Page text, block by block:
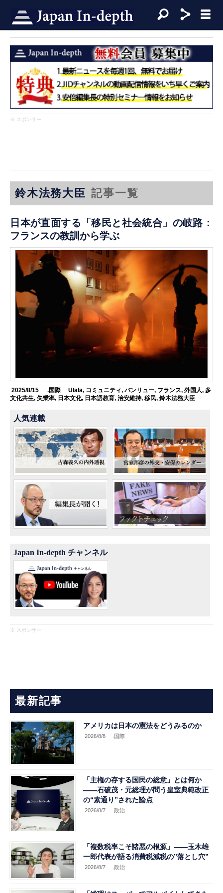
※ スポンサー
鈴木法務大臣 記事一覧
日本が直面する「移民と社会統合」の岐路：
フランスの教訓から学ぶ
2025/8/15 .国際 Ulala, コミュニティ, バンリュー, フランス, 外国人, 多
文化共生,失業率, 日本文化, 日本語教育,治安維持,移民,鈴木法務大臣
人気連載
Japan In-depth チャンネル
※ スポンサー
最新記事
アメリカは日本の憲法をどうみるのか
2026/8/8 .国際
「主権の存する国民の総意」とは何か
――石破茂・元総理が問う皇室典範改正
の“素通り”された論点
2026/8/7 .政治
「複数税率こそ諸悪の根源」――玉木雄
一郎代表が語る消費税減税の”落とし穴”
2026/8/7 .政治